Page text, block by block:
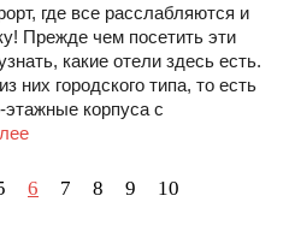
где все расслабляются и
Прежде чем посетить эти
какие отели здесь есть.
них городского типа, то есть
корпуса с
6 7 8 9 10